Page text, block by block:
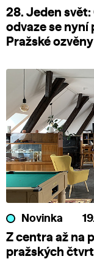
28. Jeden
odvaze se nyní
Pražské ozvěny
Novinka
Z centra až na
pražských